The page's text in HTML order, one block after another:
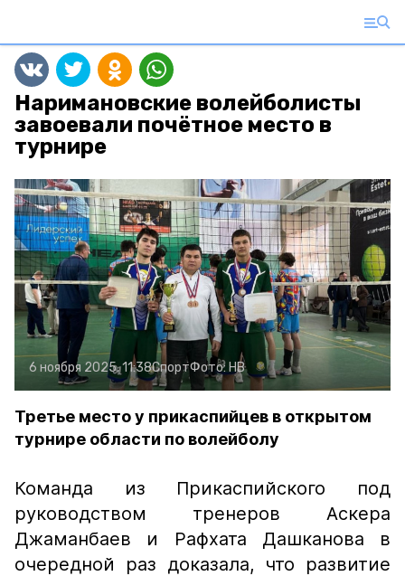
Наримановские волейболисты
завоевали почётное место в
турнире
6 ноября 2025, 11:38СпортФото: НВ
Третье место у прикаспийцев в открытом
турнире области по волейболу
Команда из Прикаспийского под
руководством тренеров Аскера
Джаманбаев и Рафхата Дашканова в
очередной раз доказала, что развитие